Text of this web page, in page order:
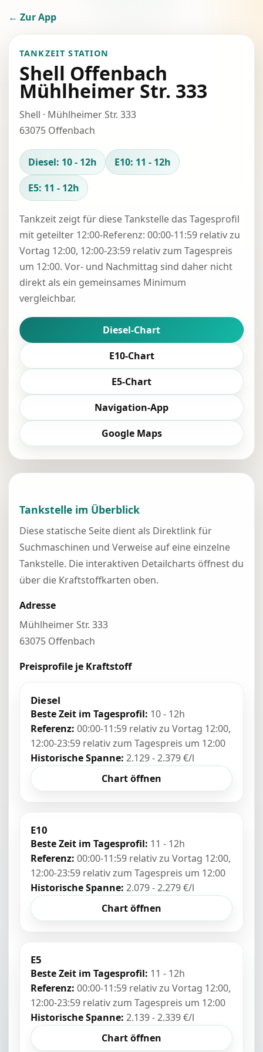
← Zur App
TANKZEIT STATION
Shell Offenbach
Mühlheimer Str. 333
Shell · Mühlheimer Str. 333
63075 Offenbach
Diesel: 10 - 12h
E10: 11 - 12h
E5: 11 - 12h
Tankzeit zeigt für diese Tankstelle das Tagesprofil
mit geteilter 12:00-Referenz: 00:00-11:59 relativ zu
Vortag 12:00, 12:00-23:59 relativ zum Tagespreis
um 12:00. Vor- und Nachmittag sind daher nicht
direkt als ein gemeinsames Minimum
vergleichbar.
Diesel-Chart
E10-Chart
E5-Chart
Navigation-App
Google Maps
Tankstelle im Überblick
Diese statische Seite dient als Direktlink für
Suchmaschinen und Verweise auf eine einzelne
Tankstelle. Die interaktiven Detailcharts öffnest du
über die Kraftstoffkarten oben.
Adresse
Mühlheimer Str. 333
63075 Offenbach
Preisprofile je Kraftstoff
Diesel
Beste Zeit im Tagesprofil: 10 - 12h
Referenz: 00:00-11:59 relativ zu Vortag 12:00,
12:00-23:59 relativ zum Tagespreis um 12:00
Historische Spanne: 2.129 - 2.379 €/l
Chart öffnen
E10
Beste Zeit im Tagesprofil: 11 - 12h
Referenz: 00:00-11:59 relativ zu Vortag 12:00,
12:00-23:59 relativ zum Tagespreis um 12:00
Historische Spanne: 2.079 - 2.279 €/l
Chart öffnen
E5
Beste Zeit im Tagesprofil: 11 - 12h
Referenz: 00:00-11:59 relativ zu Vortag 12:00,
12:00-23:59 relativ zum Tagespreis um 12:00
Historische Spanne: 2.139 - 2.339 €/l
Chart öffnen